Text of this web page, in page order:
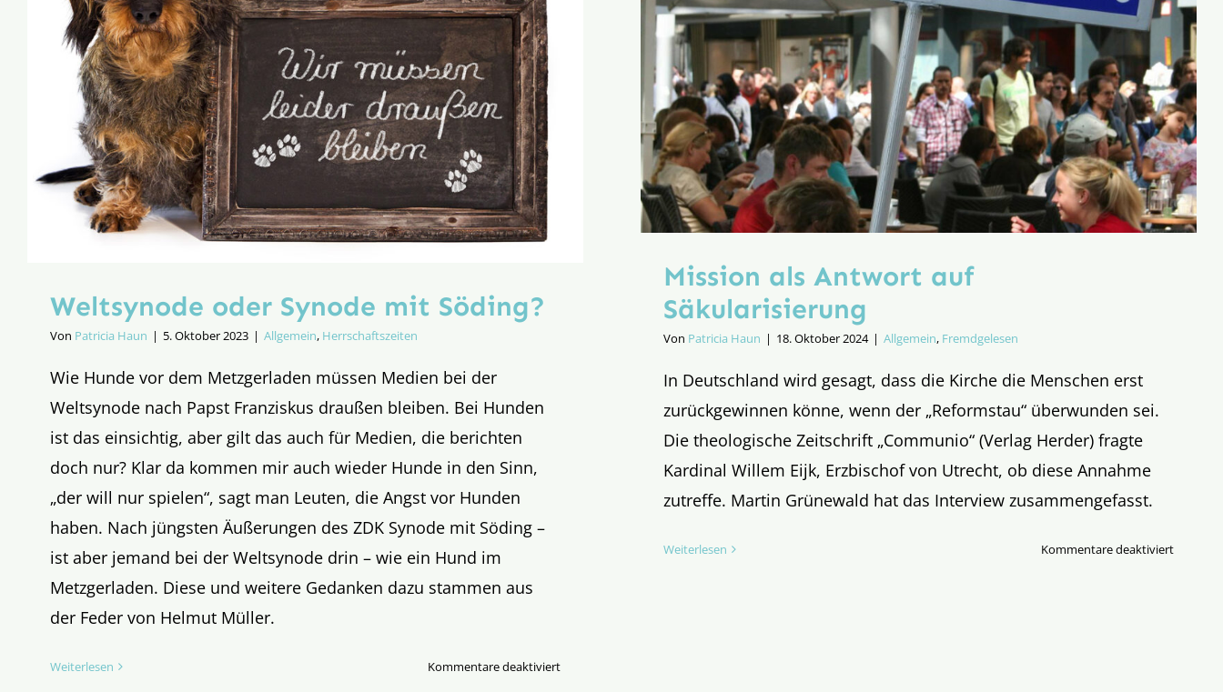
Mission als Antwort auf
Säkularisierung
Von Patricia Haun | 18. Oktober 2024 | Allgemein, Fremdgelesen
In Deutschland wird gesagt, dass die Kirche die Menschen erst
zurückgewinnen könne, wenn der „Reformstau“ überwunden sei.
Die theologische Zeitschrift „Communio“ (Verlag Herder) fragte
Kardinal Willem Eijk, Erzbischof von Utrecht, ob diese Annahme
zutreffe. Martin Grünewald hat das Interview zusammengefasst.
Weiterlesen Kommentare deaktiviertfür
Weltsynode oder Synode mit Söding?
Von Patricia Haun | 5. Oktober 2023 | Allgemein, Herrschaftszeiten
Wie Hunde vor dem Metzgerladen müssen Medien bei der
Weltsynode nach Papst Franziskus draußen bleiben. Bei Hunden
ist das einsichtig, aber gilt das auch für Medien, die berichten
doch nur? Klar da kommen mir auch wieder Hunde in den Sinn,
„der will nur spielen“, sagt man Leuten, die Angst vor Hunden
haben. Nach jüngsten Äußerungen des ZDK Synode mit Söding –
ist aber jemand bei der Weltsynode drin – wie ein Hund im
Metzgerladen. Diese und weitere Gedanken dazu stammen aus
der Feder von Helmut Müller.
Weiterlesen Kommentare deaktiviertfür